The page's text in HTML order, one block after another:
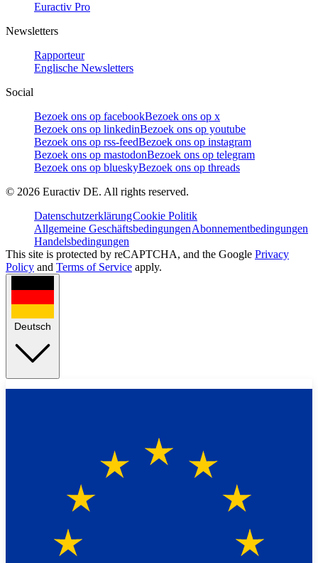
Euractiv Pro
Newsletters
Rapporteur
Englische Newsletters
Social
Bezoek ons op facebookBezoek ons op x
Bezoek ons op linkedinBezoek ons op youtube
Bezoek ons op rss-feedBezoek ons op instagram
Bezoek ons op mastodonBezoek ons op telegram
Bezoek ons op blueskyBezoek ons op threads
© 2026 Euractiv DE. All rights reserved.
DatenschutzerklärungCookie Politik
Allgemeine GeschäftsbedingungenAbonnementbedingungen
Handelsbedingungen
This site is protected by reCAPTCHA, and the Google Privacy
Policy and Terms of Service apply.
Deutsch